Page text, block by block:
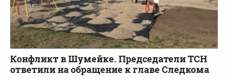
Конфликт в Шумейке. Председатели ТСН
ответили на обращение к главе Следкома